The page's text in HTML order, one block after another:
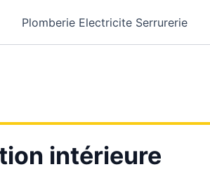
Plomberie Electricite Serrurerie
intérieure